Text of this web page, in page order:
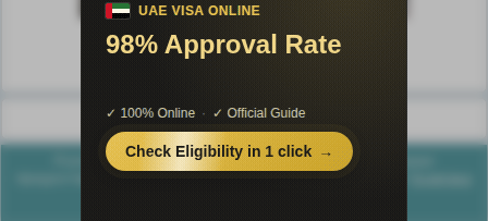
Публикации по педагогике
Разделы публикаций
Poznayka.org - Познайка.Орг - 2016-2026 год. Материал